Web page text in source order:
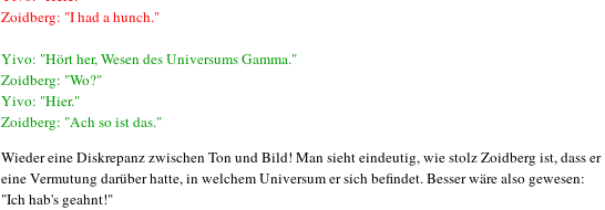
Zoidberg: "I had a hunch."
Yivo: "Hört her, Wesen des Universums Gamma."
Zoidberg: "Wo?"
Yivo: "Hier."
Zoidberg: "Ach so ist das."
Wieder eine Diskrepanz zwischen Ton und Bild! Man sieht eindeutig, wie stolz Zoidberg ist, dass er
eine Vermutung darüber hatte, in welchem Universum er sich befindet. Besser wäre also gewesen:
"Ich hab's geahnt!"